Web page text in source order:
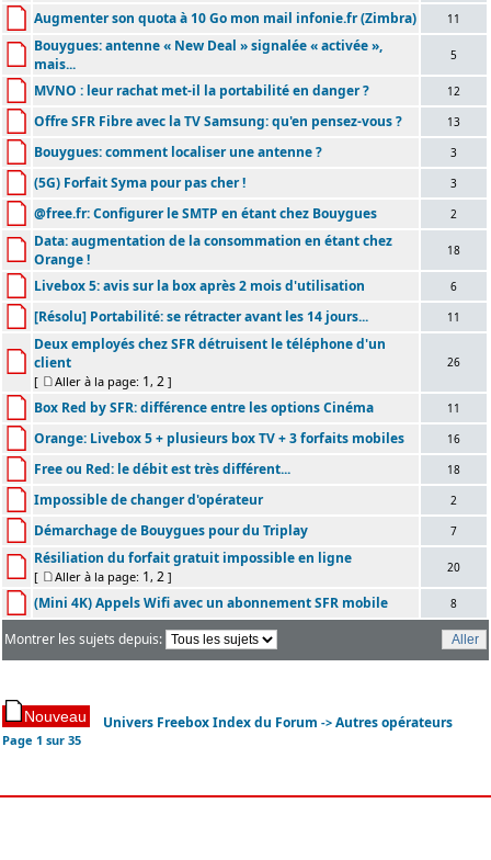
Augmenter son quota à 10 Go mon mail infonie.fr (Zimbra) 11
Bouygues: antenne « New Deal » signalée « activée »,
mais...
5
MVNO : leur rachat met-il la portabilité en danger ? 12
Offre SFR Fibre avec la TV Samsung: qu'en pensez-vous ? 13
Bouygues: comment localiser une antenne ? 3
(5G) Forfait Syma pour pas cher ! 3
@free.fr: Configurer le SMTP en étant chez Bouygues 2
Data: augmentation de la consommation en étant chez
Orange !
18
Livebox 5: avis sur la box après 2 mois d'utilisation 6
[Résolu] Portabilité: se rétracter avant les 14 jours... 11
Deux employés chez SFR détruisent le téléphone d'un
client
[ Aller à la page: 1 , 2 ]
26
Box Red by SFR: différence entre les options Cinéma 11
Orange: Livebox 5 + plusieurs box TV + 3 forfaits mobiles 16
Free ou Red: le débit est très différent... 18
Impossible de changer d'opérateur 2
Démarchage de Bouygues pour du Triplay 7
Résiliation du forfait gratuit impossible en ligne
[ Aller à la page: 1 , 2 ]
20
(Mini 4K) Appels Wifi avec un abonnement SFR mobile 8
Montrer les sujets depuis:
Univers Freebox Index du Forum ->Autres opérateurs
Page1 sur35